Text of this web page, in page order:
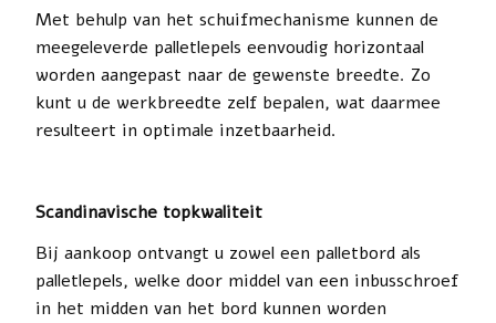
Met behulp van het schuifmechanisme kunnen de
meegeleverde palletlepels eenvoudig horizontaal
worden aangepast naar de gewenste breedte. Zo
kunt u de werkbreedte zelf bepalen, wat daarmee
resulteert in optimale inzetbaarheid.
Scandinavische topkwaliteit
Bij aankoop ontvangt u zowel een palletbord als
palletlepels, welke door middel van een inbusschroef
in het midden van het bord kunnen worden